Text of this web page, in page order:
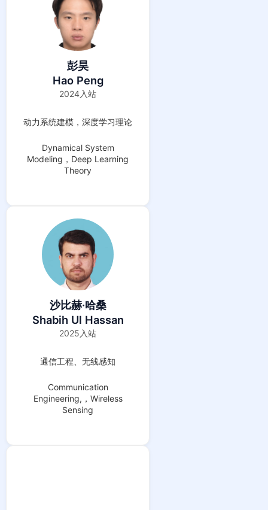
彭昊
Hao Peng
2024入站
动力系统建模，深度学习理论
Dynamical System
Modeling，Deep Learning
Theory
沙比赫·哈桑
Shabih Ul Hassan
2025入站
通信工程、无线感知
Communication
Engineering,，Wireless
Sensing